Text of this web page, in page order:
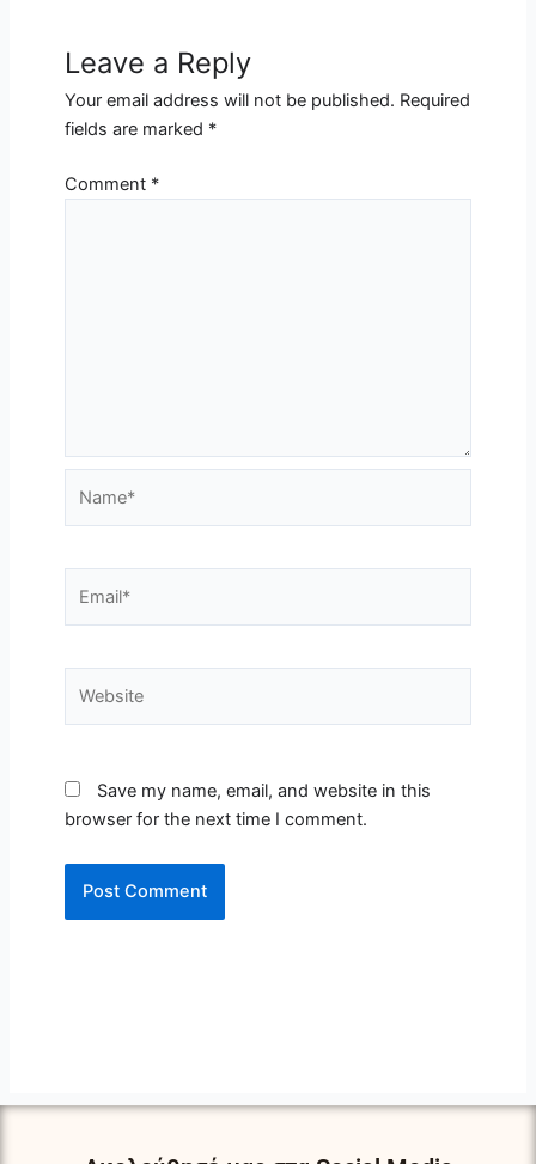
Leave a Reply
Your email address will not be published. Required
fields are marked *
Comment *
Save my name, email, and website in this
browser for the next time I comment.